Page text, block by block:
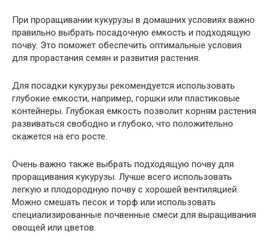
При проращивании кукурузы в домашних условиях важно
правильно выбрать посадочную емкость и подходящую
почву. Это поможет обеспечить оптимальные условия
для прорастания семян и развития растения.
Для посадки кукурузы рекомендуется использовать
глубокие емкости, например, горшки или пластиковые
контейнеры. Глубокая емкость позволит корням растения
развиваться свободно и глубоко, что положительно
скажется на его росте.
Очень важно также выбрать подходящую почву для
проращивания кукурузы. Лучше всего использовать
легкую и плодородную почву с хорошей вентиляцией.
Можно смешать песок и торф или использовать
специализированные почвенные смеси для выращивания
овощей или цветов.